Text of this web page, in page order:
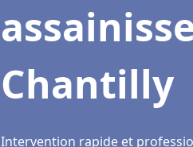
Chantilly
Intervention rapide et